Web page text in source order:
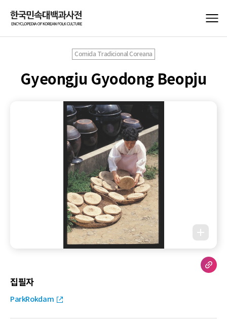
Comida Tradicional Coreana
Gyeongju Gyodong Beopju
집필자
ParkRokdam